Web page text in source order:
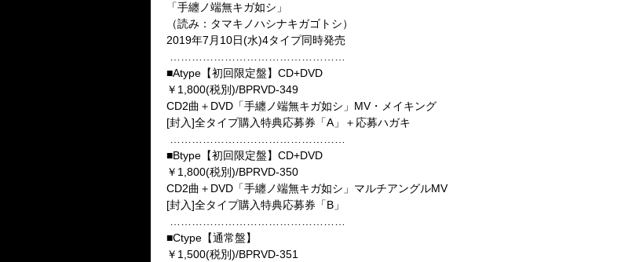
「手纏ノ端無キガ如シ」
（読み：タマキノハシナキガゴトシ）
2019年7月10日(水)4タイプ同時発売
■Atype【初回限定盤】CD+DVD
￥1,800(税別)/BPRVD-349
CD2曲＋DVD「手纏ノ端無キガ如シ」MV・メイキング
[封入]全タイプ購入特典応募券「A」＋応募ハガキ
■Btype【初回限定盤】CD+DVD
￥1,800(税別)/BPRVD-350
CD2曲＋DVD「手纏ノ端無キガ如シ」マルチアングルMV
[封入]全タイプ購入特典応募券「B」
■Ctype【通常盤】
￥1,500(税別)/BPRVD-351